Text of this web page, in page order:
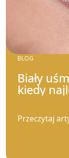
BLOG
Biały
kiedy
Przeczytaj